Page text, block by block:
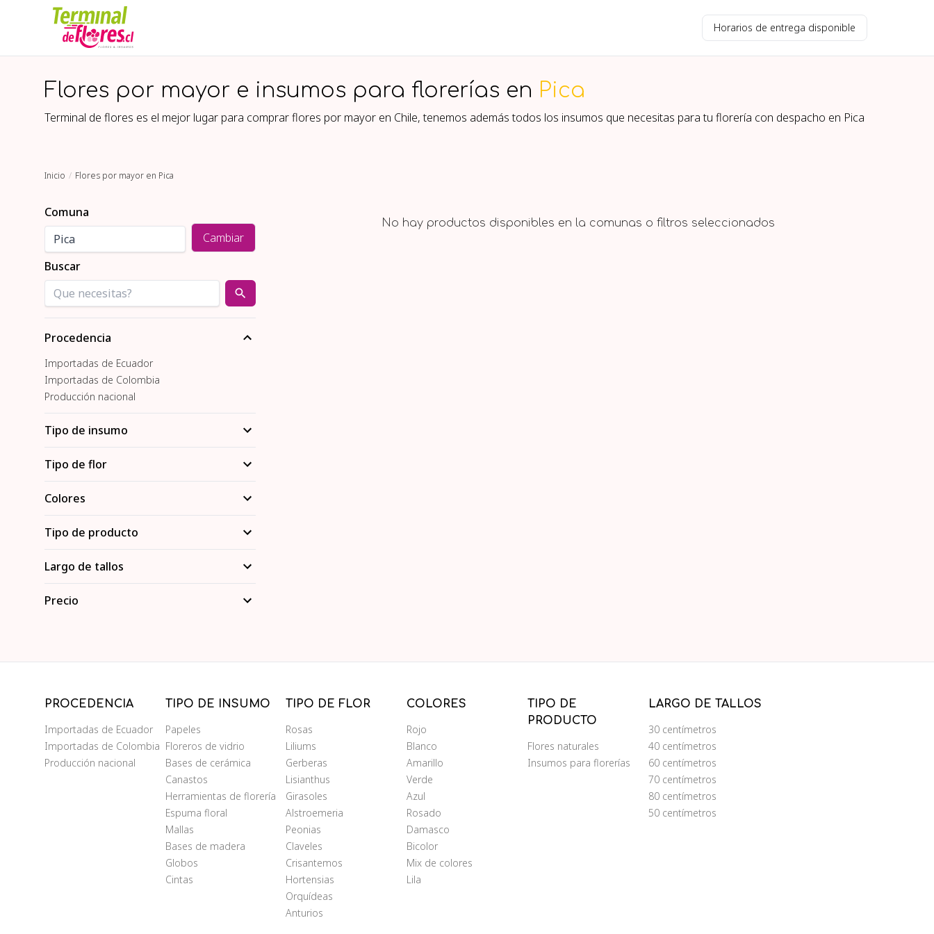
Horarios de entrega disponible
Flores por mayor e insumos para florerías en Pica
Terminal de flores es el mejor lugar para comprar flores por mayor en Chile, tenemos además todos los insumos que necesitas para tu florería con despacho en Pica
Inicio Flores por mayor en Pica
Comuna
Cambiar
Buscar
Procedencia
Importadas de Ecuador
Importadas de Colombia
Producción nacional
Tipo de insumo
Tipo de flor
Colores
Tipo de producto
Largo de tallos
Precio
No hay productos disponibles en la comunas o filtros seleccionados
PROCEDENCIA
Importadas de Ecuador
Importadas de Colombia
Producción nacional
TIPO DE INSUMO
Papeles
Floreros de vidrio
Bases de cerámica
Canastos
Herramientas de florería
Espuma floral
Mallas
Bases de madera
Globos
Cintas
TIPO DE FLOR
Rosas
Liliums
Gerberas
Lisianthus
Girasoles
Alstroemeria
Peonias
Claveles
Crisantemos
Hortensias
Orquídeas
Anturios
COLORES
Rojo
Blanco
Amarillo
Verde
Azul
Rosado
Damasco
Bicolor
Mix de colores
Lila
TIPO DE
PRODUCTO
Flores naturales
Insumos para florerías
LARGO DE TALLOS
30 centímetros
40 centímetros
60 centímetros
70 centímetros
80 centímetros
50 centímetros